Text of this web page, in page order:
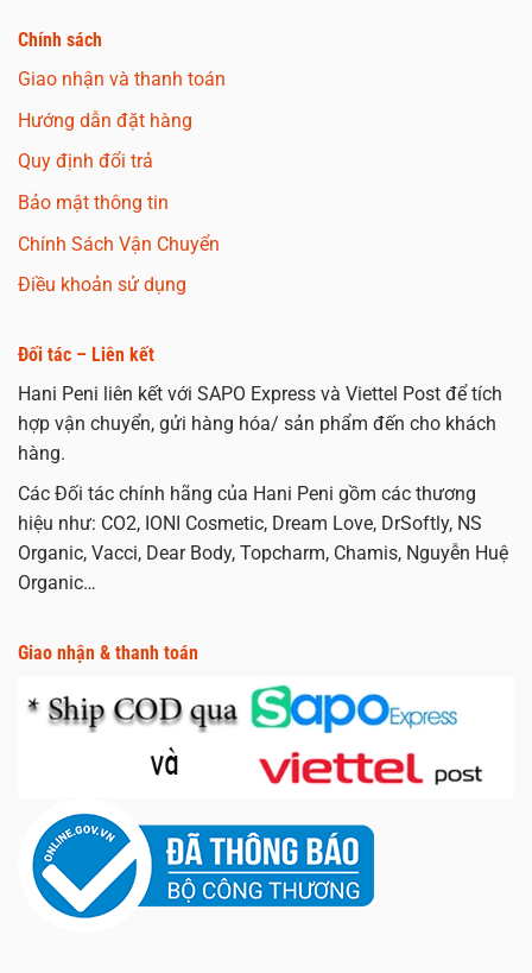
Chính sách
Giao nhận và thanh toán
Hướng dẫn đặt hàng
Quy định đổi trả
Bảo mật thông tin
Chính Sách Vận Chuyển
Điều khoản sử dụng
Đối tác – Liên kết
Hani Peni liên kết với SAPO Express và Viettel Post để tích
hợp vận chuyển, gửi hàng hóa/ sản phẩm đến cho khách
hàng.
Các Đối tác chính hãng của Hani Peni gồm các thương
hiệu như: CO2, IONI Cosmetic, Dream Love, DrSoftly, NS
Organic, Vacci, Dear Body, Topcharm, Chamis, Nguyễn Huệ
Organic…
Giao nhận & thanh toán